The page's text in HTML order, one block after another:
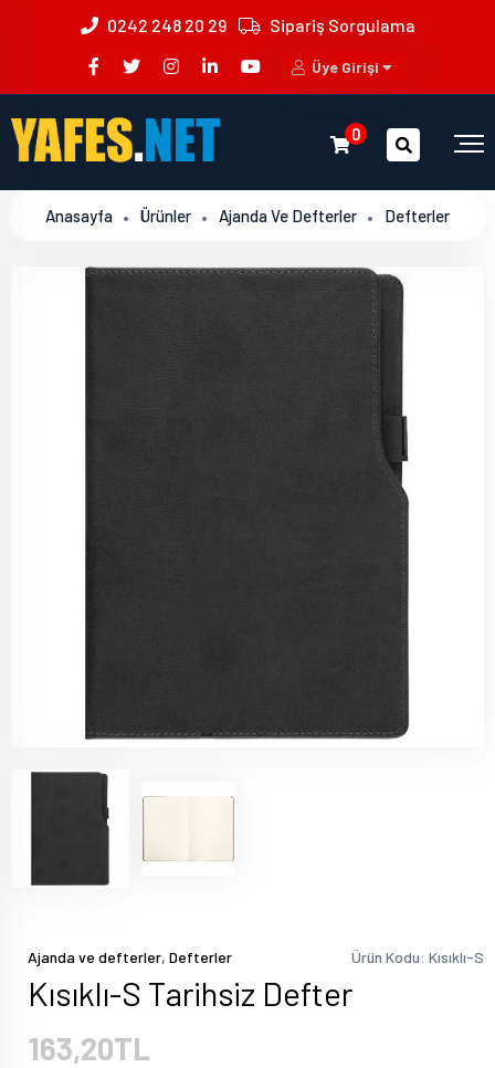
0242 248 20 29 Sipariş Sorgulama
Üye Girişi
0
Anasayfa Ürünler Ajanda Ve Defterler Defterler
Ajanda ve defterler, Defterler Ürün Kodu: Kısıklı-S
Kısıklı-S Tarihsiz Defter
163,20TL